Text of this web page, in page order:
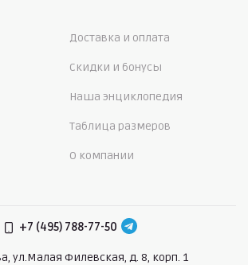
Доставка и оплата
Скидки и бонусы
Наша энциклопедия
Таблица размеров
О компании
+7 (495) 788-77-50
ул.Малая Филевская, д. 8, корп. 1